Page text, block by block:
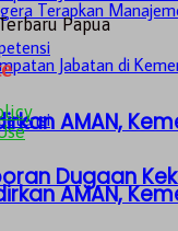
AMAN,
Dugaan
AMAN,
Papua